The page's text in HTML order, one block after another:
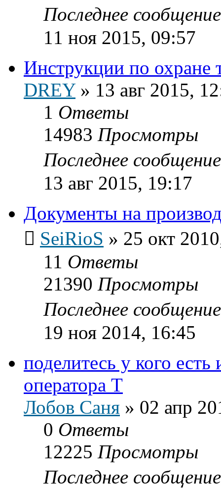
Последнее
11 ноя 2015, 09:57
Инструкции по охране
DREY» 13 авг 2015,
1 Ответы
14983 Просмотры
Последнее
13 авг 2015, 19:17
Документы на
SeiRioS » 25 окт
11 Ответы
21390 Просмотры
Последнее
19 ноя 2014, 16:45
поделитесь у кого
оператора Т
Лобов Саня » 02 апр
0 Ответы
12225 Просмотры
Последнее